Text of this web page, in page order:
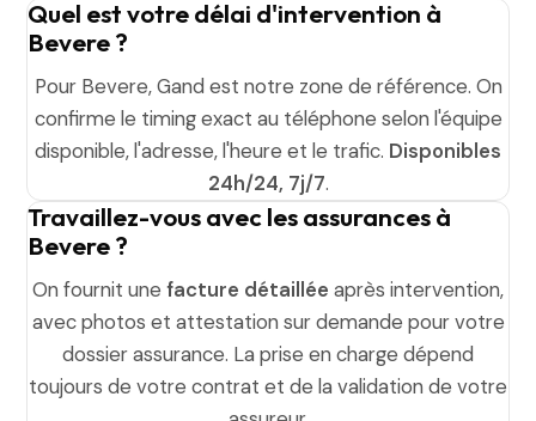
Quel est votre délai d'intervention à
Bevere ?
Pour Bevere, Gand est notre zone de référence. On
confirme le timing exact au téléphone selon l'équipe
disponible, l'adresse, l'heure et le trafic. Disponibles
24h/24, 7j/7.
Travaillez-vous avec les assurances à
Bevere ?
On fournit une facture détaillée après intervention,
avec photos et attestation sur demande pour votre
dossier assurance. La prise en charge dépend
toujours de votre contrat et de la validation de votre